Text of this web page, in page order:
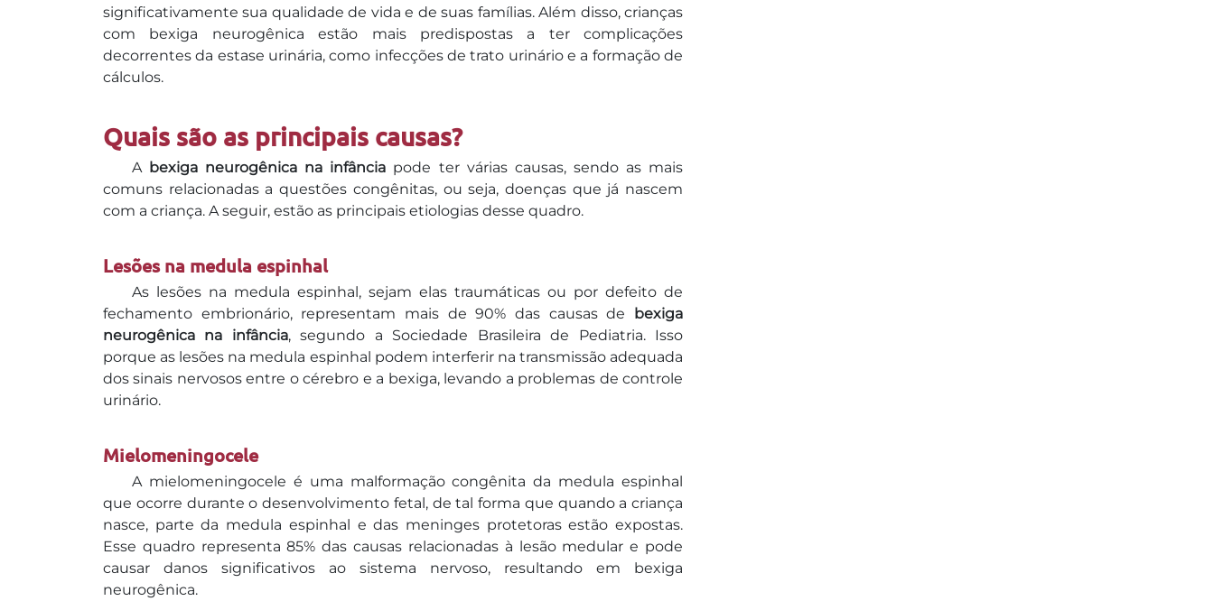
significativamente sua qualidade de vida e de suas famílias. Além disso, crianças
com bexiga neurogênica estão mais predispostas a ter complicações
decorrentes da estase urinária, como infecções de trato urinário e a formação de
cálculos.
Quais são as principais causas?
A bexiga neurogênica na infância pode ter várias causas, sendo as mais
comuns relacionadas a questões congênitas, ou seja, doenças que já nascem
com a criança. A seguir, estão as principais etiologias desse quadro.
Lesões na medula espinhal
As lesões na medula espinhal, sejam elas traumáticas ou por defeito de
fechamento embrionário, representam mais de 90% das causas de bexiga
neurogênica na infância, segundo a Sociedade Brasileira de Pediatria. Isso
porque as lesões na medula espinhal podem interferir na transmissão adequada
dos sinais nervosos entre o cérebro e a bexiga, levando a problemas de controle
urinário.
Mielomeningocele
A mielomeningocele é uma malformação congênita da medula espinhal
que ocorre durante o desenvolvimento fetal, de tal forma que quando a criança
nasce, parte da medula espinhal e das meninges protetoras estão expostas.
Esse quadro representa 85% das causas relacionadas à lesão medular e pode
causar danos significativos ao sistema nervoso, resultando em bexiga
neurogênica.